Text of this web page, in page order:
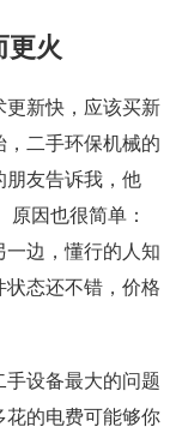
更火
更新快，应该买新
，二手环保机械的
朋友告诉我，他
原因也很简单：
边，懂行的人知
态还不错，价格
设备最大的问题
花的电费可能够你